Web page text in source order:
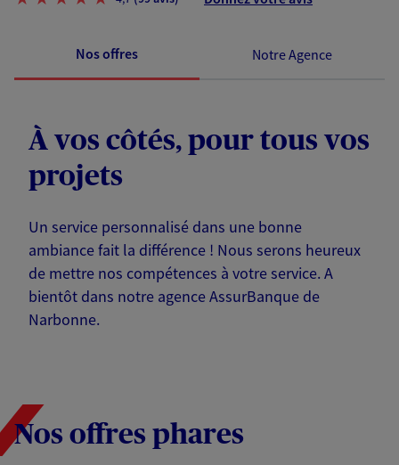
Nos offres Notre Agence
À vos côtés, pour tous vos
projets
Un service personnalisé dans une bonne
ambiance fait la différence ! Nous serons heureux
de mettre nos compétences à votre service. A
bientôt dans notre agence AssurBanque de
Narbonne.
Nos offres phares